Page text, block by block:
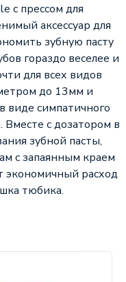
с прессом для
аксессуар для
зубную пасту
гораздо веселее и
для всех видов
до 13мм и
виде симпатичного
Вместе с дозатором в
зубной пасты,
с запаянным краем
экономичный расход
тюбика.